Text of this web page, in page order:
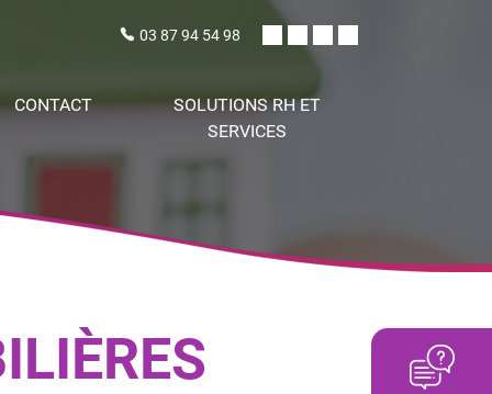
03 87 94 54 98
CONTACT
SOLUTIONS RH ET
SERVICES